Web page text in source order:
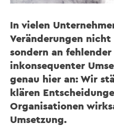
In vielen
Veränderungen
sondern an
inkonsequenter
genau hier an: Wir
klären
Organisationen
Umsetzung.